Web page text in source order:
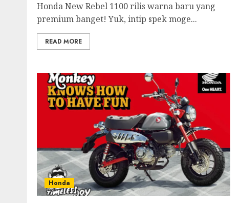
Honda New Rebel 1100 rilis warna baru yang
premium banget! Yuk, intip spek moge...
READ MORE
Honda